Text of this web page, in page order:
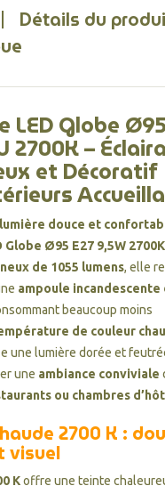
Détails du
LED Globe Ø95
2700K –
et Décoratif
lumière douce et
Globe Ø95 E27 9,5W 2700K
de 1055 lumens, elle
ampoule incandescente
beaucoup moins
de couleur
une lumière dorée et
une ambiance conviviale
ou chambres
2700 K :
visuel
Koffre une teinte